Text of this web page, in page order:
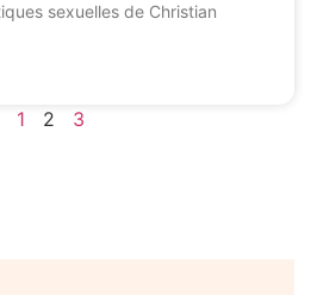
sexuelles de Christian
1 2 3